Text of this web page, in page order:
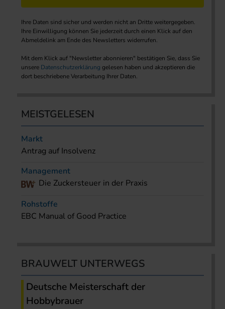
Ihre Daten sind sicher und werden nicht an Dritte weitergegeben.
Ihre Einwilligung können Sie jederzeit durch einen Klick auf den
Abmeldelink am Ende des Newsletters widerrufen.
Mit dem Klick auf "Newsletter abonnieren" bestätigen Sie, dass Sie
unsere Datenschutzerklärung gelesen haben und akzeptieren die
dort beschriebene Verarbeitung Ihrer Daten.
MEISTGELESEN
Markt
Antrag auf Insolvenz
Management
Die Zuckersteuer in der Praxis
Rohstoffe
EBC Manual of Good Practice
BRAUWELT UNTERWEGS
Deutsche Meisterschaft der
Hobbybrauer